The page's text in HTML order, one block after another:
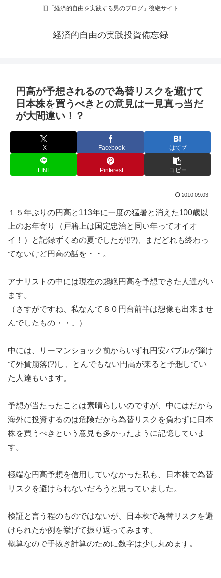
旧「経済的自由を実践する男のブログ」後継サイト
経済的自由の実践投資備忘録
円高が予想されるので為替リスクを避けて
日本株を買うべきとの意見は一見真っ当だ
が大間違い！？
X Facebook はてブ
LINE Pinterest コピー
2010.09.03
１５年ぶりの円高と113年に一度の猛暑と消えた100歳以
上のお年寄り（戸籍上は国定忠治と同い年ってオイオ
イ！）と記録ずくめの夏でしたが(!?)、まだどれも終わっ
てないけど円高の話を・・。
アナリストの中には現在の超絶円高を予想できた人達がい
ます。
（さすがですね、私なんて８０円台前半は想像も出来ませ
んでしたもの・・。）
中には、リーマンショック前からいずれ円安バブルが弾け
て外貨崩落(?)し、とんでもない円高が来ると予想してい
た人達もいます。
予想が当たったことは素晴らしいのですが、中にはだから
海外に投資するのは危険だから為替リスクを負わずに日本
株を買うべきという意見も多かったように記憶していま
す。
極端な円高予想を信用していなかった私も、日本株で為替
リスクを避けられないだろうと思っていました。
検証と言う程のものではないが、日本株で為替リスクを避
けられたか例を挙げて振り返ってみます。
概算なので手抜き計算のために数字は少し丸めます。